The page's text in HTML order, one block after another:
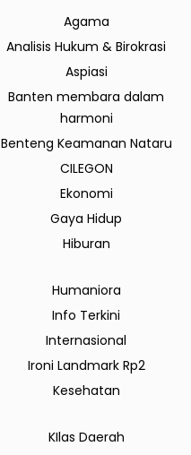
Agama
Analisis Hukum & Birokrasi
Aspiasi
Banten membara dalam
harmoni
Benteng Keamanan Nataru
CILEGON
Ekonomi
Gaya Hidup
Hiburan
Humaniora
Info Terkini
Internasional
Ironi Landmark Rp2
Kesehatan
KIlas Daerah